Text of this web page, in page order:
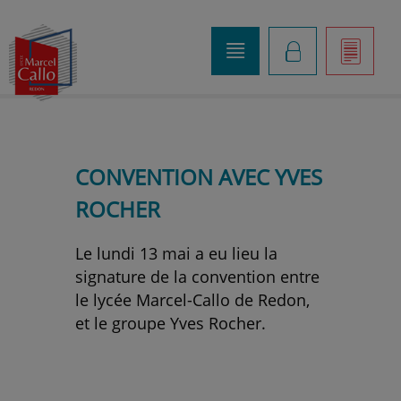
]
K
o
CONVENTION AVEC YVES
ROCHER
Le lundi 13 mai a eu lieu la
signature de la convention entre
le lycée Marcel-Callo de Redon,
et le groupe Yves Rocher.